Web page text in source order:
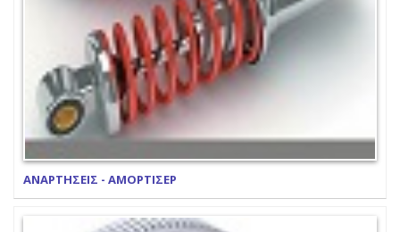
ΑΝΑΡΤΗΣΕΙΣ - ΑΜΟΡΤΙΣΕΡ